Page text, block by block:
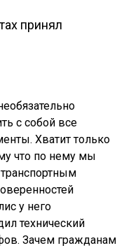
принял
с собой все
Хватит только
что по нему мы
у него
технический
Зачем гражданам